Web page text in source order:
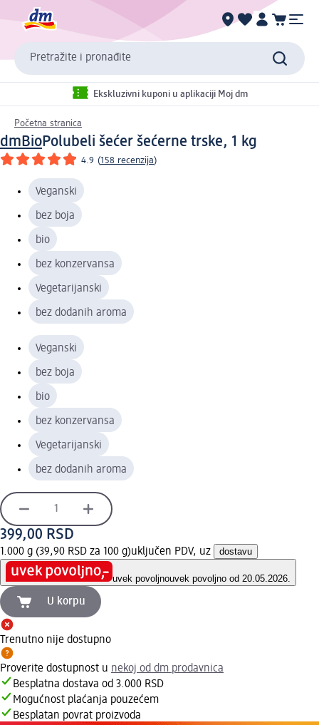
Pretražite i pronađite
Ekskluzivni kuponi u aplikaciji Moj dm
Početna stranica
dmBioPolubeli šećer šećerne trske, 1 kg
4.9 (158 recenzija)
Veganski
bez boja
bio
bez konzervansa
Vegetarijanski
bez dodanih aroma
Veganski
bez boja
bio
bez konzervansa
Vegetarijanski
bez dodanih aroma
399,00 RSD
1.000 g (39,90 RSD za 100 g)uključen PDV, uz dostavu
uvek povoljnouvek povoljno od 20.05.2026.
U korpu
Trenutno nije dostupno
Proverite dostupnost u nekoj od dm prodavnica
Besplatna dostava od 3.000 RSD
Mogućnost plaćanja pouzećem
Besplatan povrat proizvoda